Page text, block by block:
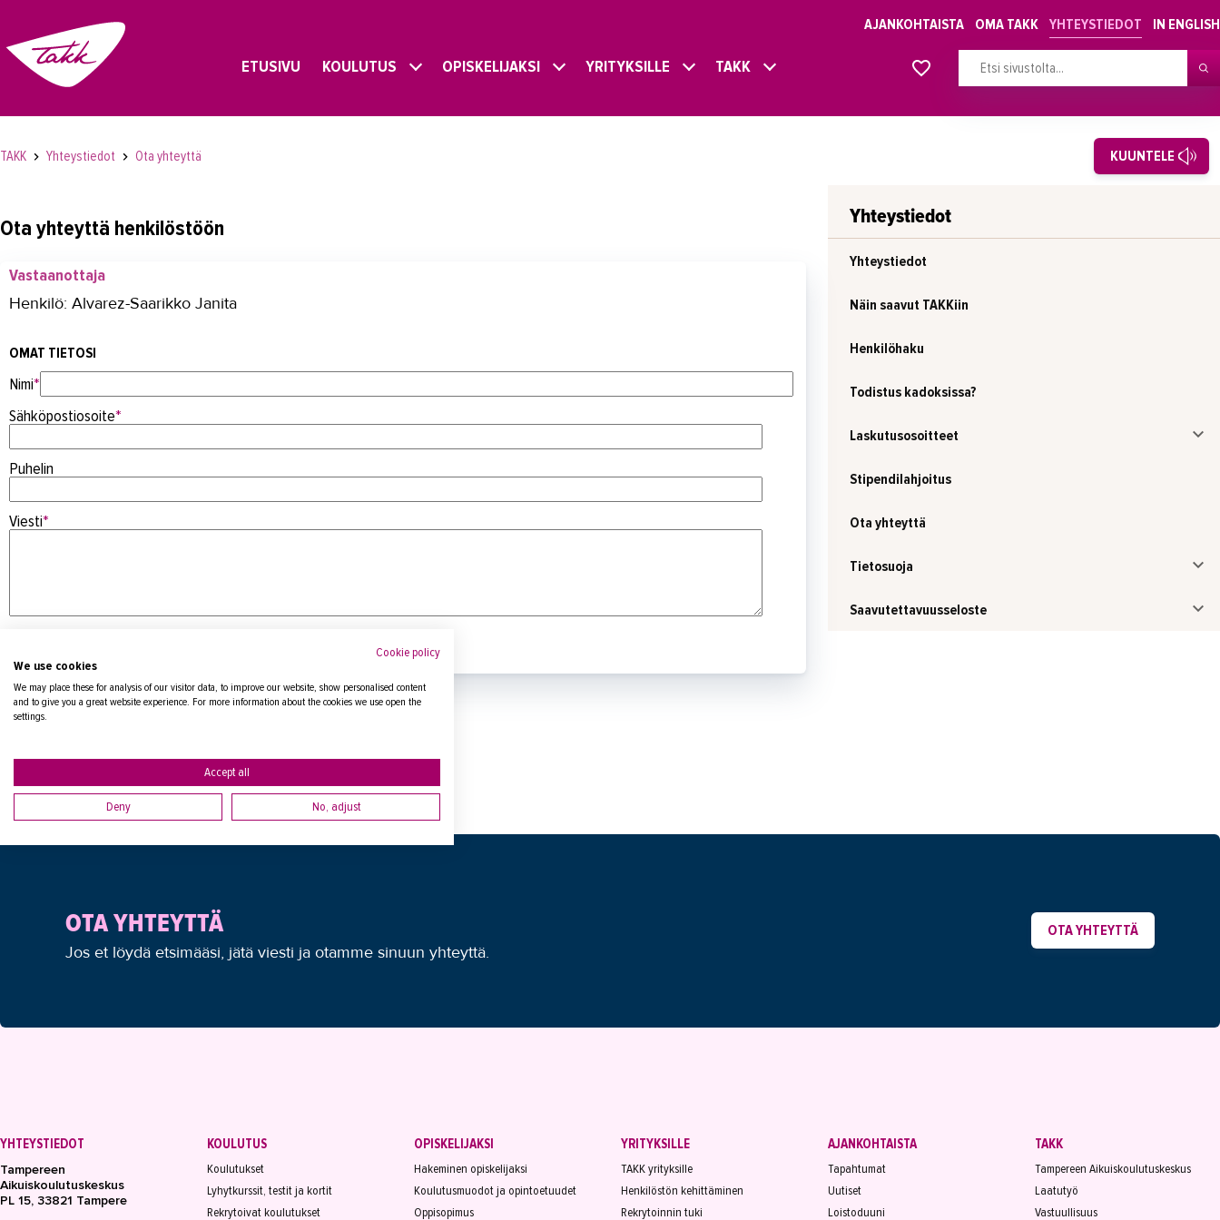
AJANKOHTAISTA OMA TAKK YHTEYSTIEDOT IN ENGLISH
ETUSIVU KOULUTUS OPISKELIJAKSI YRITYKSILLE TAKK
TAKK Yhteystiedot Ota yhteyttä KUUNTELE
Ota yhteyttä henkilöstöön
Vastaanottaja
Henkilö: Alvarez-Saarikko Janita
OMAT TIETOSI
Nimi*
Sähköpostiosoite*
Puhelin
Viesti*
Tietosuojaseloste
Yhteystiedot
Yhteystiedot
Näin saavut TAKKiin
Henkilöhaku
Todistus kadoksissa?
Laskutusosoitteet
Stipendilahjoitus
Ota yhteyttä
Tietosuoja
Saavutettavuusseloste
OTA YHTEYTTÄ
Jos et löydä etsimääsi, jätä viesti ja otamme sinuun yhteyttä.
OTA YHTEYTTÄ
YHTEYSTIEDOT
Tampereen
Aikuiskoulutuskeskus
PL 15, 33821 Tampere
KOULUTUS
Koulutukset
Lyhytkurssit, testit ja kortit
Rekrytoivat koulutukset
OPISKELIJAKSI
Hakeminen opiskelijaksi
Koulutusmuodot ja opintoetuudet
Oppisopimus
YRITYKSILLE
TAKK yrityksille
Henkilöstön kehittäminen
Rekrytoinnin tuki
AJANKOHTAISTA
Tapahtumat
Uutiset
Loistoduuni
TAKK
Tampereen Aikuiskoulutuskeskus
Laatutyö
Vastuullisuus
Alkavat koulutukset osiosta
Cookie policy
We use cookies
We may place these for analysis of our visitor data, to improve our website, show personalised content
and to give you a great website experience. For more information about the cookies we use open the
settings.
Accept all
Deny No, adjust